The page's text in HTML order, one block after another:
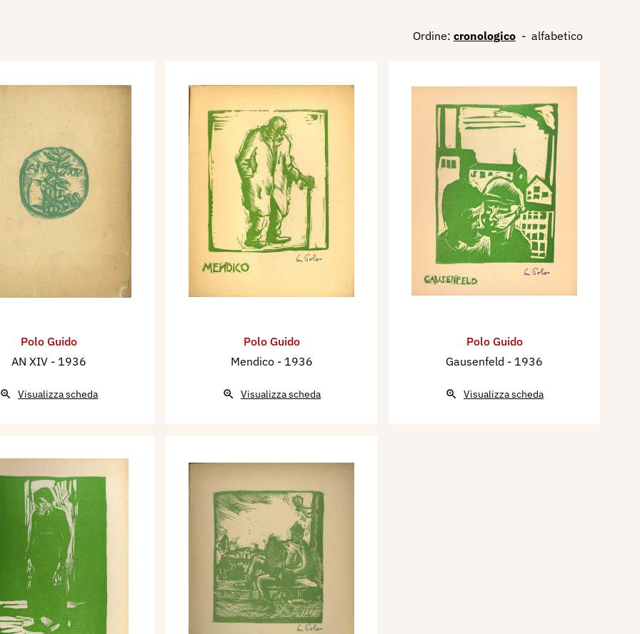
1965, figura
Museum “De
1965 alla VI
contemporanea, che
La Masa a
e due
Italianos, a
nel Salon de
organizzata dal
italiana
l’ex libris
puntasecca: Città
di Padova.
novembre 1969 alla
organizzata dal
le puntesecche: Città
Ordine: cronologico - alfabetico
Polo Guido
AN XIV - 1936
Visualizza scheda
Polo Guido
Mendico - 1936
Visualizza scheda
Polo Guido
Gausenfeld - 1936
Visualizza scheda